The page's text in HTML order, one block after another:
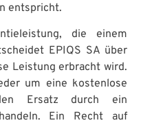
entspricht.
die einem
EPIQS SA über
Leistung erbracht wird.
um eine kostenlose
Ersatz durch ein
Ein Recht auf